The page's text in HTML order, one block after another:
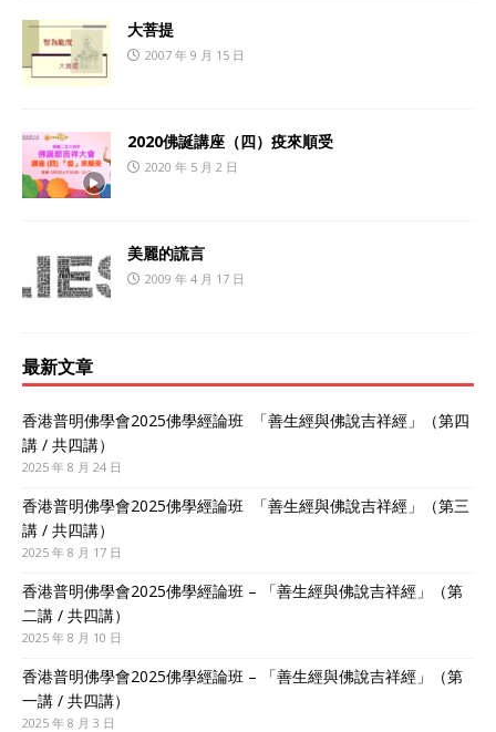
大菩提
2007 年 9 月 15 日
2020佛誕講座（四）疫來順受
2020 年 5 月 2 日
美麗的謊言
2009 年 4 月 17 日
最新文章
香港普明佛學會2025佛學經論班 「善生經與佛說吉祥經」（第四
講 / 共四講）
2025 年 8 月 24 日
香港普明佛學會2025佛學經論班 「善生經與佛說吉祥經」（第三
講 / 共四講）
2025 年 8 月 17 日
香港普明佛學會2025佛學經論班 – 「善生經與佛說吉祥經」（第
二講 / 共四講）
2025 年 8 月 10 日
香港普明佛學會2025佛學經論班 – 「善生經與佛說吉祥經」（第
一講 / 共四講）
2025 年 8 月 3 日